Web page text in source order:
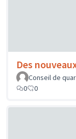
Des
Conseil de
0
0